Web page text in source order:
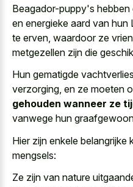
Beagador-puppy's hebben
en energieke aard van
te erven, waardoor ze
metgezellen zijn die
Hun gematigde
verzorging, en ze moeten
gehouden wanneer ze
vanwege hun
Hier zijn enkele
mengsels:
Ze zijn van nature